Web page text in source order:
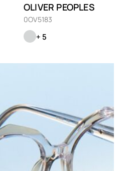
OLIVER PEOPLES
0OV5183
+ 5